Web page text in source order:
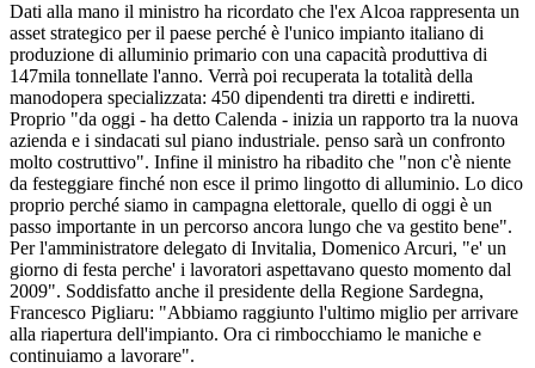
Dati alla mano il ministro ha ricordato che l'ex Alcoa rappresenta un
asset strategico per il paese perché è l'unico impianto italiano di
produzione di alluminio primario con una capacità produttiva di
147mila tonnellate l'anno. Verrà poi recuperata la totalità della
manodopera specializzata: 450 dipendenti tra diretti e indiretti.
Proprio "da oggi - ha detto Calenda - inizia un rapporto tra la nuova
azienda e i sindacati sul piano industriale. penso sarà un confronto
molto costruttivo". Infine il ministro ha ribadito che "non c'è niente
da festeggiare finché non esce il primo lingotto di alluminio. Lo dico
proprio perché siamo in campagna elettorale, quello di oggi è un
passo importante in un percorso ancora lungo che va gestito bene".
Per l'amministratore delegato di Invitalia, Domenico Arcuri, "e' un
giorno di festa perche' i lavoratori aspettavano questo momento dal
2009". Soddisfatto anche il presidente della Regione Sardegna,
Francesco Pigliaru: "Abbiamo raggiunto l'ultimo miglio per arrivare
alla riapertura dell'impianto. Ora ci rimbocchiamo le maniche e
continuiamo a lavorare".